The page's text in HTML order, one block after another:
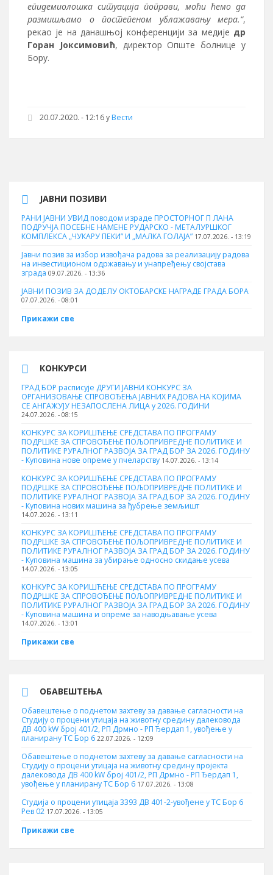
епидемиолошка ситуација поправи, моћи ћемо да
размишљамо о постепеном ублажавању мера.“,
рекао је на данашњој конференцији за медије др
Горан Јоксимовић, директор Опште болнице у
Бору.
20.07.2020. - 12:16 уВести
ЈАВНИ ПОЗИВИ
РАНИ ЈАВНИ УВИД поводом израде ПРОСТОРНОГ П ЛАНА
ПОДРУЧЈА ПОСЕБНЕ НАМЕНЕ РУДАРСКО - МЕТАЛУРШКОГ
КОМПЛЕКСА „ЧУКАРУ ПЕКИ” И „МАЛКА ГОЛАЈА” 17.07.2026. - 13:19
Јавни позив за избор извођача радова за реализацију радова
на инвестиционом одржавању и унапређењу својстава
зграда 09.07.2026. - 13:36
ЈАВНИ ПОЗИВ ЗА ДОДЕЛУ ОКТOБАРСКЕ НАГРАДЕ ГРАДА БОРА
07.07.2026. - 08:01
Прикажи све
КОНКУРСИ
ГРАД БОР расписује ДРУГИ ЈАВНИ КОНКУРС ЗА
ОРГАНИЗОВАЊЕ СПРОВОЂЕЊА ЈАВНИХ РАДОВА НА КОЈИМА
СЕ АНГАЖУЈУ НЕЗАПОСЛЕНА ЛИЦА у 2026. ГОДИНИ
24.07.2026. - 08:15
КОНКУРС ЗА КОРИШЋЕЊЕ СРЕДСТАВА ПО ПРОГРАМУ
ПОДРШКЕ ЗА СПРОВОЂЕЊЕ ПОЉОПРИВРЕДНЕ ПОЛИТИКЕ И
ПОЛИТИКЕ РУРАЛНОГ РАЗВОЈА ЗА ГРАД БОР ЗА 2026. ГОДИНУ
- Куповина нове опреме у пчеларству 14.07.2026. - 13:14
КОНКУРС ЗА КОРИШЋЕЊЕ СРЕДСТАВА ПО ПРОГРАМУ
ПОДРШКЕ ЗА СПРОВОЂЕЊЕ ПОЉОПРИВРЕДНЕ ПОЛИТИКЕ И
ПОЛИТИКЕ РУРАЛНОГ РАЗВОЈА ЗА ГРАД БОР ЗА 2026. ГОДИНУ
- Куповина нових машина за ђубрење земљишт
14.07.2026. - 13:11
КОНКУРС ЗА КОРИШЋЕЊЕ СРЕДСТАВА ПО ПРОГРАМУ
ПОДРШКЕ ЗА СПРОВОЂЕЊЕ ПОЉОПРИВРЕДНЕ ПОЛИТИКЕ И
ПОЛИТИКЕ РУРАЛНОГ РАЗВОЈА ЗА ГРАД БОР ЗА 2026. ГОДИНУ
- Куповинa машина за убирање односно скидање усева
14.07.2026. - 13:05
КОНКУРС ЗА КОРИШЋЕЊЕ СРЕДСТАВА ПО ПРОГРАМУ
ПОДРШКЕ ЗА СПРОВОЂЕЊЕ ПОЉОПРИВРЕДНЕ ПОЛИТИКЕ И
ПОЛИТИКЕ РУРАЛНОГ РАЗВОЈА ЗА ГРАД БОР ЗА 2026. ГОДИНУ
- Куповина машина и опреме за наводњавање усева
14.07.2026. - 13:01
Прикажи све
ОБАВЕШТЕЊА
Обавештење о поднетом захтеву за давање сагласности на
Студију о процени утицаја на животну средину далековода
ДВ 400 kW број 401/2, РП Дрмно - РП Ђердап 1, увођење у
планирану ТС Бор 6 22.07.2026. - 12:09
Обавештење о поднетом захтеву за давање сагласности на
Студију о процени утицаја на животну средину пројекта
далековода ДВ 400 kW број 401/2, РП Дрмно - РП Ђердап 1,
увођење у планирану ТС Бор 6 17.07.2026. - 13:08
Студија о процени утицаја 3393 ДВ 401-2-увођене у ТС Бор 6
Рев 02 17.07.2026. - 13:05
Прикажи све